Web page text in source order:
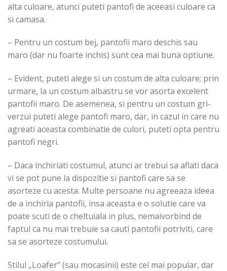
alta culoare, atunci puteti pantofi de aceeasi culoare ca
si camasa.
– Pentru un costum bej, pantofii maro deschis sau
maro (dar nu foarte inchis) sunt cea mai buna optiune.
– Evident, puteti alege si un costum de alta culoare; prin
urmare, la un costum albastru se vor asorta excelent
pantofii maro. De asemenea, si pentru un costum gri-
verzui puteti alege pantofi maro, dar, in cazul in care nu
agreati aceasta combinatie de culori, puteti opta pentru
pantofi negri.
– Daca inchiriati costumul, atunci ar trebui sa aflati daca
vi se pot pune la dispozitie si pantofi care sa se
asorteze cu acesta. Multe persoane nu agreeaza ideea
de a inchiria pantofii, insa aceasta e o solutie care va
poate scuti de o cheltuiala in plus, nemaivorbind de
faptul ca nu mai trebuie sa cauti pantofii potriviti, care
sa se asorteze costumului.
Stilul „Loafer” (sau mocasinii) este cel mai popular, dar